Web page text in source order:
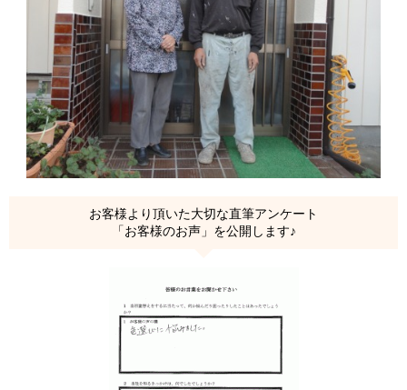
お客様より頂いた大切な直筆アンケート
「お客様のお声」を公開します♪